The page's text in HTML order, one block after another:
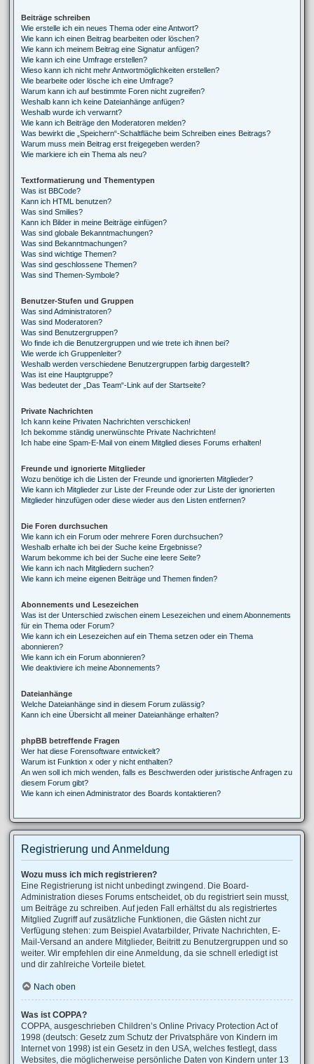
Beiträge schreiben
Wie erstelle ich ein neues Thema oder eine Antwort?
Wie kann ich einen Beitrag bearbeiten oder löschen?
Wie kann ich meinem Beitrag eine Signatur anfügen?
Wie kann ich eine Umfrage erstellen?
Wieso kann ich nicht mehr Antwortmöglichkeiten erstellen?
Wie bearbeite oder lösche ich eine Umfrage?
Warum kann ich auf bestimmte Foren nicht zugreifen?
Weshalb kann ich keine Dateianhänge anfügen?
Weshalb wurde ich verwarnt?
Wie kann ich Beiträge den Moderatoren melden?
Was bewirkt die „Speichern“-Schaltfläche beim Schreiben eines Beitrags?
Warum muss mein Beitrag erst freigegeben werden?
Wie markiere ich ein Thema als neu?
Textformatierung und Thementypen
Was ist BBCode?
Kann ich HTML benutzen?
Was sind Smilies?
Kann ich Bilder in meine Beiträge einfügen?
Was sind globale Bekanntmachungen?
Was sind Bekanntmachungen?
Was sind wichtige Themen?
Was sind geschlossene Themen?
Was sind Themen-Symbole?
Benutzer-Stufen und Gruppen
Was sind Administratoren?
Was sind Moderatoren?
Was sind Benutzergruppen?
Wo finde ich die Benutzergruppen und wie trete ich ihnen bei?
Wie werde ich Gruppenleiter?
Weshalb werden verschiedene Benutzergruppen farbig dargestellt?
Was ist eine Hauptgruppe?
Was bedeutet der „Das Team“-Link auf der Startseite?
Private Nachrichten
Ich kann keine Privaten Nachrichten verschicken!
Ich bekomme ständig unerwünschte Private Nachrichten!
Ich habe eine Spam-E-Mail von einem Mitglied dieses Forums erhalten!
Freunde und ignorierte Mitglieder
Wozu benötige ich die Listen der Freunde und ignorierten Mitglieder?
Wie kann ich Mitglieder zur Liste der Freunde oder zur Liste der ignorierten
Mitglieder hinzufügen oder diese wieder aus den Listen entfernen?
Die Foren durchsuchen
Wie kann ich ein Forum oder mehrere Foren durchsuchen?
Weshalb erhalte ich bei der Suche keine Ergebnisse?
Warum bekomme ich bei der Suche eine leere Seite?
Wie kann ich nach Mitgliedern suchen?
Wie kann ich meine eigenen Beiträge und Themen finden?
Abonnements und Lesezeichen
Was ist der Unterschied zwischen einem Lesezeichen und einem Abonnements
für ein Thema oder Forum?
Wie kann ich ein Lesezeichen auf ein Thema setzen oder ein Thema
abonnieren?
Wie kann ich ein Forum abonnieren?
Wie deaktiviere ich meine Abonnements?
Dateianhänge
Welche Dateianhänge sind in diesem Forum zulässig?
Kann ich eine Übersicht all meiner Dateianhänge erhalten?
phpBB betreffende Fragen
Wer hat diese Forensoftware entwickelt?
Warum ist Funktion x oder y nicht enthalten?
An wen soll ich mich wenden, falls es Beschwerden oder juristische Anfragen zu
diesem Forum gibt?
Wie kann ich einen Administrator des Boards kontaktieren?
Registrierung und Anmeldung
Wozu muss ich mich registrieren?
Eine Registrierung ist nicht unbedingt zwingend. Die Board-
Administration dieses Forums entscheidet, ob du registriert sein musst,
um Beiträge zu schreiben. Auf jeden Fall erhältst du als registriertes
Mitglied Zugriff auf zusätzliche Funktionen, die Gästen nicht zur
Verfügung stehen: zum Beispiel Avatarbilder, Private Nachrichten, E-
Mail-Versand an andere Mitglieder, Beitritt zu Benutzergruppen und so
weiter. Wir empfehlen dir eine Anmeldung, da sie schnell erledigt ist
und dir zahlreiche Vorteile bietet.
Nach oben
Was ist COPPA?
COPPA, ausgeschrieben Children’s Online Privacy Protection Act of
1998 (deutsch: Gesetz zum Schutz der Privatsphäre von Kindern im
Internet von 1998) ist ein Gesetz in den USA, welches festlegt, dass
Websites, die möglicherweise persönliche Daten von Kindern unter 13